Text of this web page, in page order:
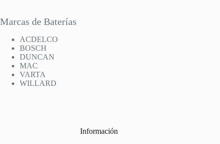
Marcas de Baterías
ACDELCO
BOSCH
DUNCAN
MAC
VARTA
WILLARD
Información